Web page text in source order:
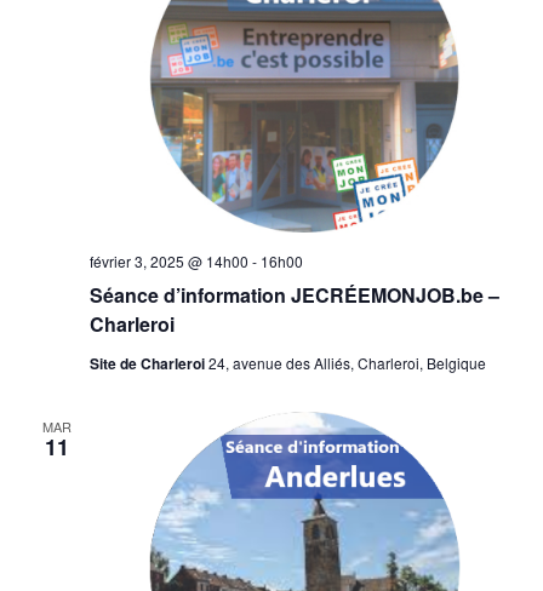
Séance d’information JECRÉEMONJOB.be –
Charleroi
février 3, 2025 @ 14h00 - 16h00
Site de Charleroi24, avenue des Alliés, Charleroi, Belgique
MAR
11